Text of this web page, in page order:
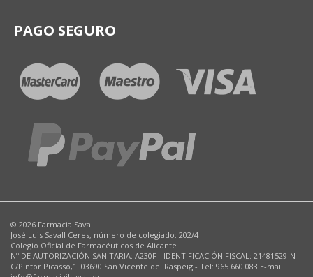
PAGO SEGURO
© 2026 Farmacia Savall
José Luis Savall Ceres, número de colegiado: 202/4
Colegio Oficial de Farmacéuticos de Alicante
Nº DE AUTORIZACIÓN SANITARIA: A230F - IDENTIFICACIÓN FISCAL: 21481529-N
C/Pintor Picasso,1. 03690 San Vicente del Raspeig - Tel: 965 660 083 E-mail: